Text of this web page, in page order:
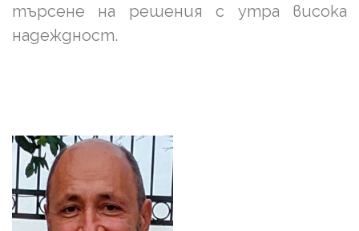
търсене на решения с утра висока
надеждност.